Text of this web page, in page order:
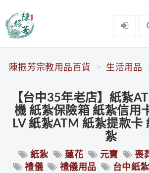
陳振芳宗教用品百貨
陳振芳宗教用品百貨 生活用品
【台中35年老店】紙紮
機 紙紮保險箱 紙紮信用
LV 紙紮ATM 紙紮提款卡
紮
紙紮 蓮花 元寶 喪
禮儀
禮儀用品 台中紙紮